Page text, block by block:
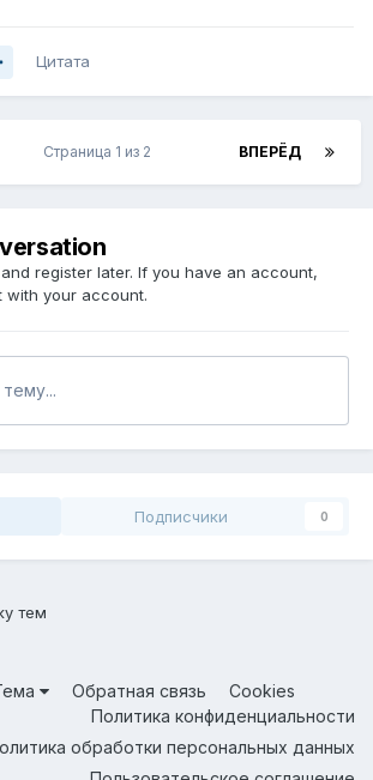
Цитата
ВПЕРЁД
Страница 1 из 2
register later. If you have an account,
with your account.
Подписчики 0
тем
Обратная связь
Cookies
Политика конфиденциальности
обработки персональных данных